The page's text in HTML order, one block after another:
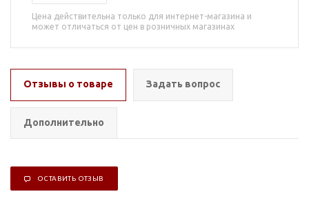
Цена действительна только для интернет-магазина и
может отличаться от цен в розничных магазинах
Отзывы о товаре Задать вопрос
Дополнительно
ОСТАВИТЬ ОТЗЫВ